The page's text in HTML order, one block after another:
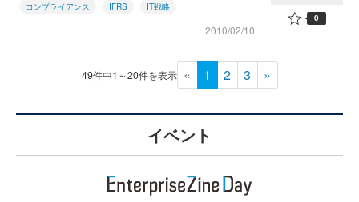
コンプライアンス IFRS IT戦略
2010/02/10
0
49件中1～20件を表示 « 1 2 3 »
イベント